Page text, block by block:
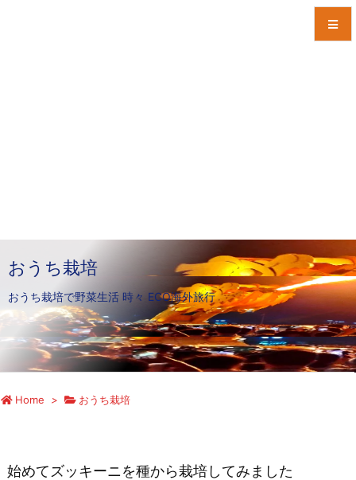
おうち栽培
おうち栽培で野菜生活 時々 ECO海外旅行
検索
Home > おうち栽培
始めてズッキーニを種から栽培してみました